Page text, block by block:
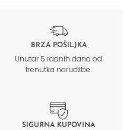
BRZA POŠILJKA
Unutar 5 radnih dana od
trenutka narudžbe.
SIGURNA KUPOVINA